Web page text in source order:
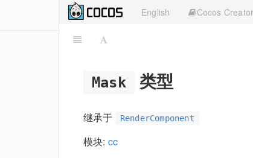
English Cocos Creator
Mask 类型
继承于 RenderComponent
模块: cc